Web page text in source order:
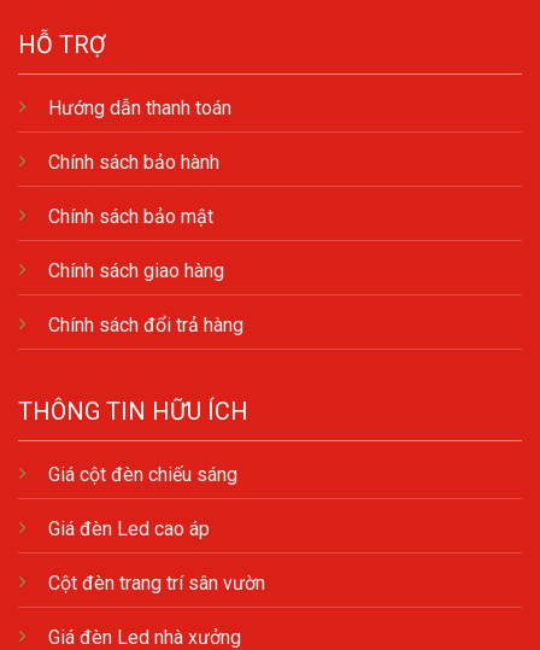
HỖ TRỢ
Hướng dẫn thanh toán
Chính sách bảo hành
Chính sách bảo mật
Chính sách giao hàng
Chính sách đổi trả hàng
THÔNG TIN HỮU ÍCH
Giá cột đèn chiếu sáng
Giá đèn Led cao áp
Cột đèn trang trí sân vườn
Giá đèn Led nhà xưởng